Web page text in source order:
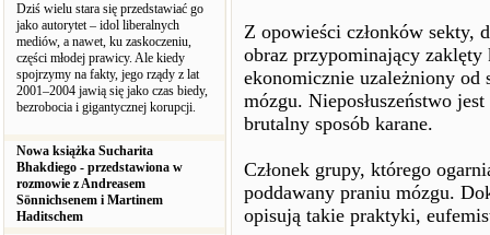
Dziś wielu stara się przedstawiać go
jako autorytet – idol liberalnych
mediów, a nawet, ku zaskoczeniu,
części młodej prawicy. Ale kiedy
spojrzymy na fakty, jego rządy z lat
2001–2004 jawią się jako czas biedy,
bezrobocia i gigantycznej korupcji.
Nowa książka Sucharita
Bhakdiego - przedstawiona w
rozmowie z Andreasem
Sönnichsenem i Martinem
Haditschem
Z opowieści członków sekty,
obraz przypominający
ekonomicznie uzależniony
mózgu. Nieposłuszeństwo
brutalny sposób karane.
Członek grupy, którego
poddawany praniu mózgu.
opisują takie praktyki,